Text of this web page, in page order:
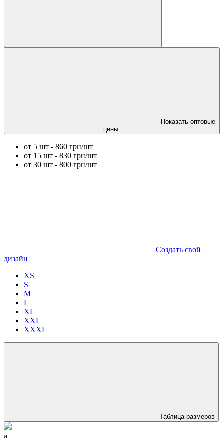
Показать оптовые
цены:
от 5 шт - 860 грн/шт
от 15 шт - 830 грн/шт
от 30 шт - 800 грн/шт
Создать свой
дизайн
XS
S
M
L
XL
XXL
XXXL
Таблица размеров
a